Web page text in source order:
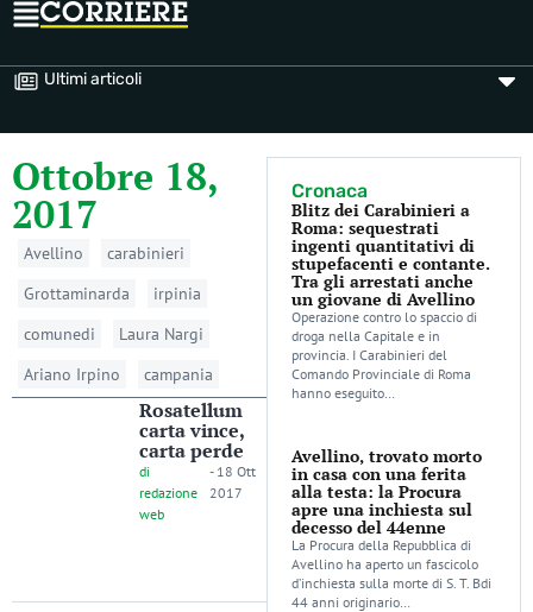
Ultimi articoli
Ottobre 18,
2017
Avellino
carabinieri
Grottaminarda
irpinia
comunedi
Laura Nargi
Ariano Irpino
campania
Rosatellum
carta vince,
carta perde
di
redazione
web
- 18 Ott
2017
Cronaca
Blitz dei Carabinieri a
Roma: sequestrati
ingenti quantitativi di
stupefacenti e contante.
Tra gli arrestati anche
un giovane di Avellino
Operazione contro lo spaccio di
droga nella Capitale e in
provincia. I Carabinieri del
Comando Provinciale di Roma
hanno eseguito…
Avellino, trovato morto
in casa con una ferita
alla testa: la Procura
apre una inchiesta sul
decesso del 44enne
La Procura della Repubblica di
Avellino ha aperto un fascicolo
d’inchiesta sulla morte di S. T. Bdi
44 anni originario…